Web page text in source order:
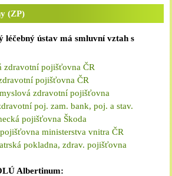
(ZP)
léčebný ústav má smluvní vztah s
zdravotní pojišťovna ČR
pojišťovna ČR
zdravotní pojišťovna
poj. zam. bank, poj. a stav.
pojišťovna Škoda
ministerstva vnitra ČR
pokladna, zdrav. pojišťovna
Albertinum: